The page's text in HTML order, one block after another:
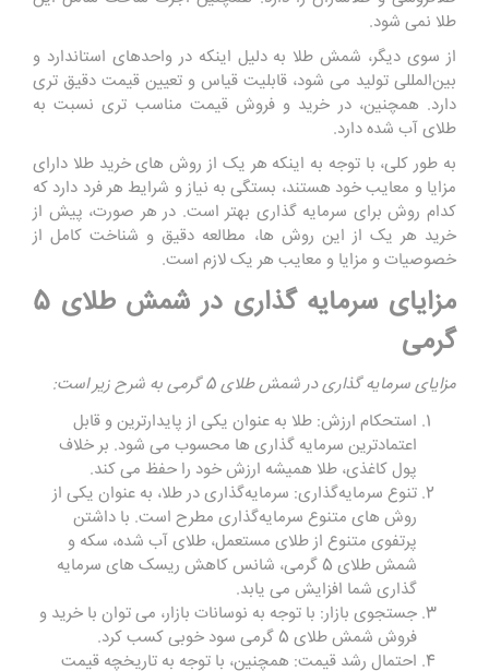
طلا نمی شود.
از سوی دیگر، شمش طلا به دلیل اینکه در واحدهای استاندارد و
بین‌المللی تولید می ‌شود، قابلیت قیاس و تعیین قیمت دقیق ‌تری
دارد. همچنین، در خرید و فروش قیمت مناسب ‌تری نسبت به
طلای آب شده دارد.
به طور کلی، با توجه به اینکه هر یک از روش ‌های خرید طلا دارای
مزایا و معایب خود هستند، بستگی به نیاز و شرایط هر فرد دارد که
کدام روش برای سرمایه ‌گذاری بهتر است. در هر صورت، پیش از
خرید هر یک از این روش ‌ها، مطالعه دقیق و شناخت کامل از
خصوصیات و مزایا و معایب هر یک لازم است.
مزایای سرمایه گذاری در شمش طلای 5
گرمی
مزایای سرمایه گذاری در شمش طلای 5 گرمی به شرح زیر است
:
استحکام ارزش: طلا به عنوان یکی از پایدارترین و قابل
اعتمادترین سرمایه ‌گذاری ‌ها محسوب می‌ شود. بر خلاف
پول کاغذی، طلا همیشه ارزش خود را حفظ می ‌کند.
تنوع سرمایه‌گذاری: سرمایه‌گذاری در طلا، به عنوان یکی از
روش ‌های متنوع سرمایه‌گذاری مطرح است. با داشتن
پرتفوی متنوع از طلای مستعمل، طلای آب شده، سکه و
شمش طلای 5 گرمی، شانس کاهش ریسک ‌های سرمایه
‌گذاری شما افزایش می‌ یابد.
جستجوی بازار: با توجه به نوسانات بازار، می ‌توان با خرید و
فروش شمش طلای 5 گرمی سود خوبی کسب کرد
.
احتمال رشد قیمت: همچنین، با توجه به تاریخچه قیمت